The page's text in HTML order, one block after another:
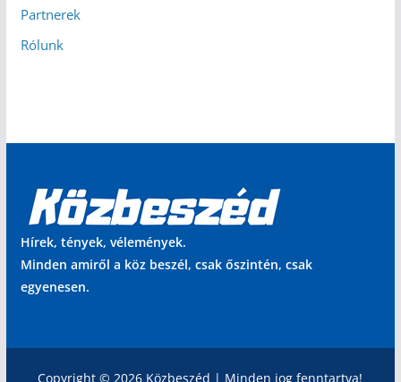
Partnerek
Rólunk
Hírek, tények, vélemények.
Minden amiről a köz beszél, csak őszintén, csak
egyenesen.
Copyright © 2026 Közbeszéd | Minden jog fenntartva!